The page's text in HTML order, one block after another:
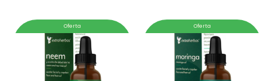
Oferta Oferta